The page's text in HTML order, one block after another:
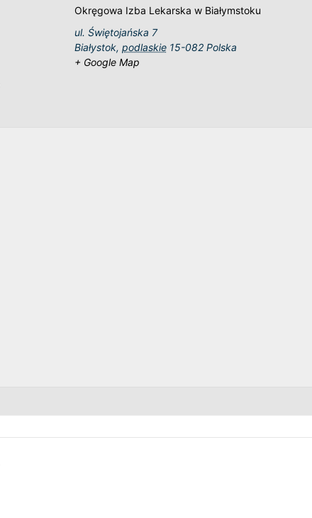
Okręgowa Izba Lekarska w Białymstoku
ul. Świętojańska 7
Białystok, podlaskie 15-082 Polska
+ Google Map